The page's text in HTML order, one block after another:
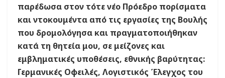
παρέδωσα στον τότε νέο Πρόεδρο πορίσματα
και ντοκουμέντα από τις εργασίες της Βουλής
που δρομολόγησα και πραγματοποιήθηκαν
κατά τη θητεία μου, σε μείζονες και
εμβληματικές υποθέσεις, εθνικής βαρύτητας:
Γερμανικές Οφειλές, Λογιστικός Έλεγχος του